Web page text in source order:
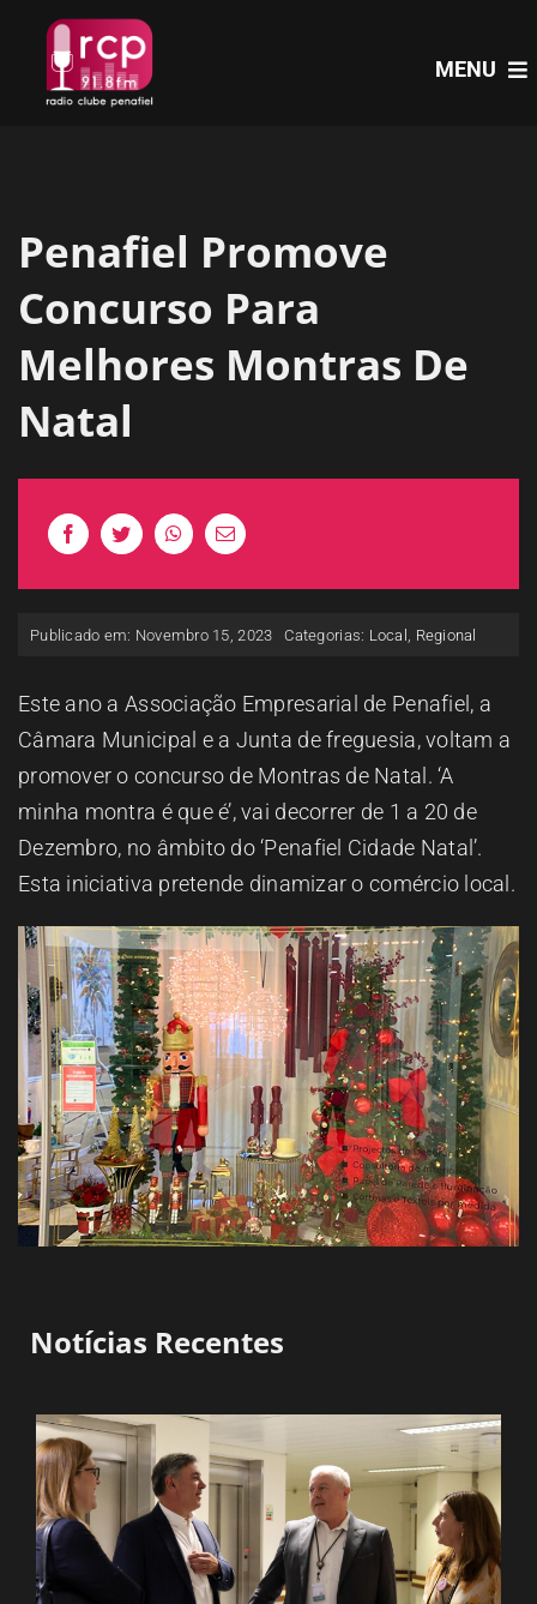
content
MENU
A RCP
OUVIR
Penafiel Promove
Concurso Para
Melhores Montras De
Natal
Publicado em: Novembro 15, 2023 Categorias: Local Regional
Este ano a Associação Empresarial de Penafiel, a
Câmara Municipal e a Junta de freguesia, voltam a
promover o concurso de Montras de Natal. ‘A
minha montra é que é’, vai decorrer de 1 a 20 de
Dezembro, no âmbito do ‘Penafiel Cidade Natal’.
Esta iniciativa pretende dinamizar o comércio local.
Notícias Recentes